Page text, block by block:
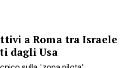
a Roma tra Israele
dagli Usa